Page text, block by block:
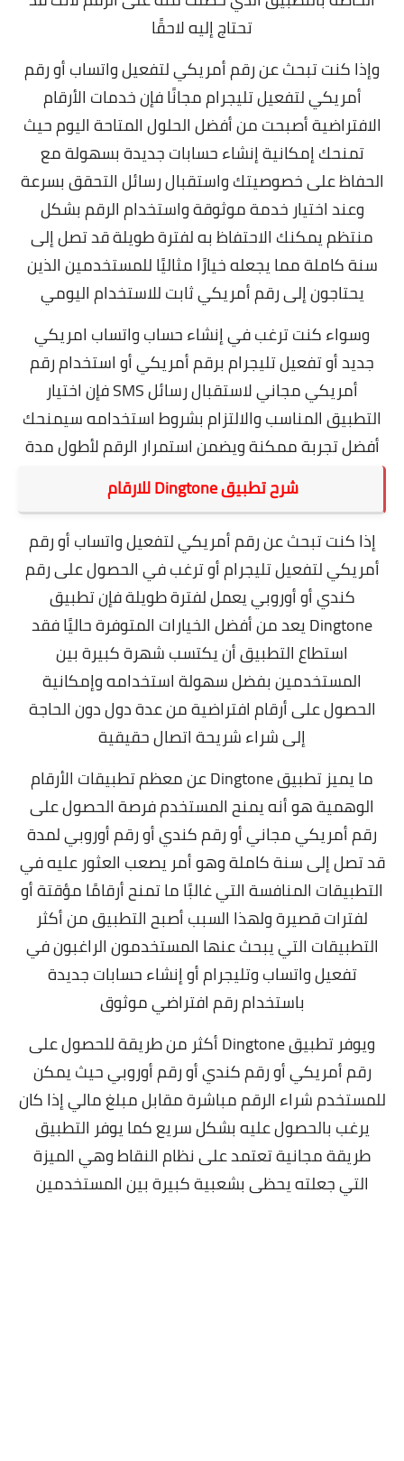
تحتاج إليه لاحقًا
وإذا كنت تبحث عن رقم أمريكي لتفعيل واتساب أو رقم
أمريكي لتفعيل تليجرام مجانًا فإن خدمات الأرقام
الافتراضية أصبحت من أفضل الحلول المتاحة اليوم حيث
تمنحك إمكانية إنشاء حسابات جديدة بسهولة مع
الحفاظ على خصوصيتك واستقبال رسائل التحقق بسرعة
وعند اختيار خدمة موثوقة واستخدام الرقم بشكل
منتظم يمكنك الاحتفاظ به لفترة طويلة قد تصل إلى
سنة كاملة مما يجعله خيارًا مثاليًا للمستخدمين الذين
يحتاجون إلى رقم أمريكي ثابت للاستخدام اليومي
وسواء كنت ترغب في إنشاء حساب واتساب امريكي
جديد أو تفعيل تليجرام برقم أمريكي أو استخدام رقم
أمريكي مجاني لاستقبال رسائل SMS فإن اختيار
التطبيق المناسب والالتزام بشروط استخدامه سيمنحك
أفضل تجربة ممكنة ويضمن استمرار الرقم لأطول مدة
شرح تطبيق Dingtone للارقام
إذا كنت تبحث عن رقم أمريكي لتفعيل واتساب أو رقم
أمريكي لتفعيل تليجرام أو ترغب في الحصول على رقم
كندي أو أوروبي يعمل لفترة طويلة فإن تطبيق
Dingtone يعد من أفضل الخيارات المتوفرة حاليًا فقد
استطاع التطبيق أن يكتسب شهرة كبيرة بين
المستخدمين بفضل سهولة استخدامه وإمكانية
الحصول على أرقام افتراضية من عدة دول دون الحاجة
إلى شراء شريحة اتصال حقيقية
ما يميز تطبيق Dingtone عن معظم تطبيقات الأرقام
الوهمية هو أنه يمنح المستخدم فرصة الحصول على
رقم أمريكي مجاني أو رقم كندي أو رقم أوروبي لمدة
قد تصل إلى سنة كاملة وهو أمر يصعب العثور عليه في
التطبيقات المنافسة التي غالبًا ما تمنح أرقامًا مؤقتة أو
لفترات قصيرة ولهذا السبب أصبح التطبيق من أكثر
التطبيقات التي يبحث عنها المستخدمون الراغبون في
تفعيل واتساب وتليجرام أو إنشاء حسابات جديدة
باستخدام رقم افتراضي موثوق
ويوفر تطبيق Dingtone أكثر من طريقة للحصول على
رقم أمريكي أو رقم كندي أو رقم أوروبي حيث يمكن
للمستخدم شراء الرقم مباشرة مقابل مبلغ مالي إذا كان
يرغب بالحصول عليه بشكل سريع كما يوفر التطبيق
طريقة مجانية تعتمد على نظام النقاط وهي الميزة
التي جعلته يحظى بشعبية كبيرة بين المستخدمين